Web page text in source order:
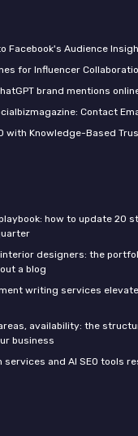
Facebook's Audience
for Influencer
brand mentions
Contact
with Knowledge-Based
how to update 20
designers: the
a blog
writing services
availability: the
business
and AI SEO tools